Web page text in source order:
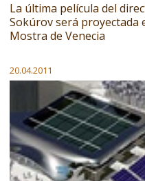
La última película del
Sokúrov será proyectada
Mostra de Venecia
20.04.2011